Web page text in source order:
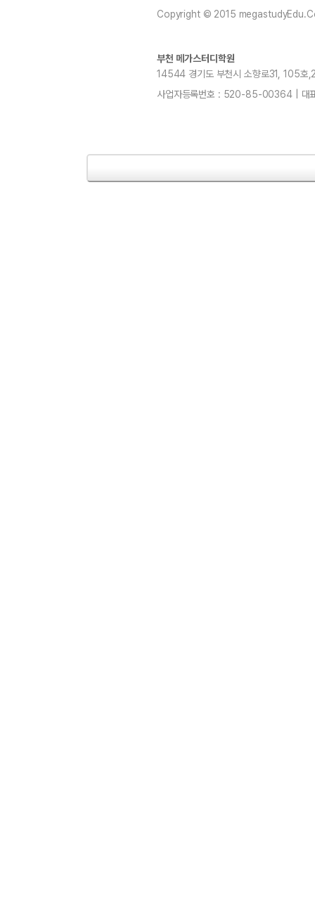
Copyright © 2015
부천 메가스터디학원
14544 경기도 부천시 소향로31, 105
사업자등록번호 : 520-85-00364 | 대